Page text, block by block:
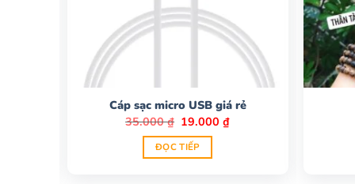
Cáp sạc micro USB giá rẻ
35.000₫ Giá
gốc
là:
35.000 ₫.
19.000₫Giá
ĐỌC TIẾP